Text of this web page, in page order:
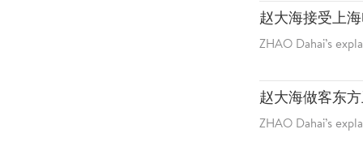
赵大海接受上
ZHAO Dahai’s
赵大海做客东
ZHAO Dahai’s